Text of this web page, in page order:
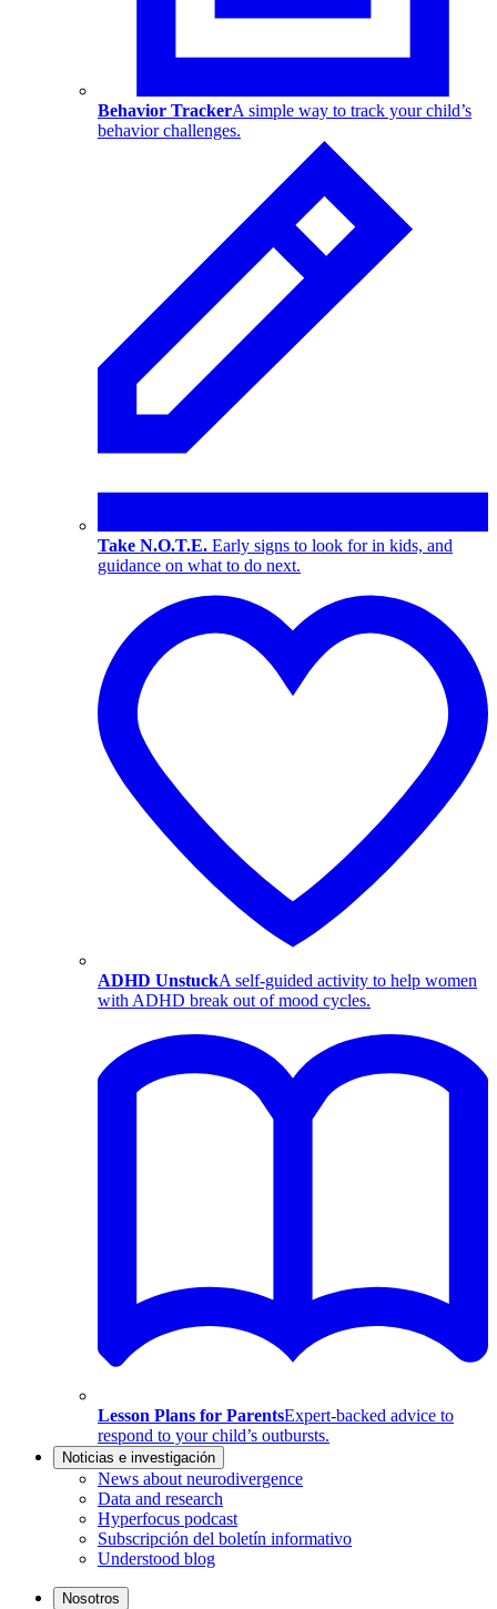
Behavior TrackerA simple way to track your child’s
behavior challenges.
Take N.O.T.E. Early signs to look for in kids, and
guidance on what to do next.
ADHD UnstuckA self-guided activity to help women
with ADHD break out of mood cycles.
Lesson Plans for ParentsExpert-backed advice to
respond to your child’s outbursts.
Noticias e investigación
News about neurodivergence
Data and research
Hyperfocus podcast
Subscripción del boletín informativo
Understood blog
Nosotros